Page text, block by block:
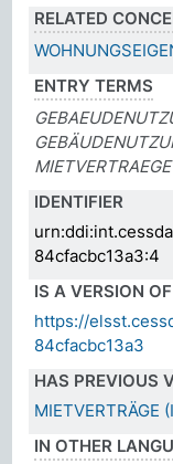
RELATED
ENTRY TERMS
IDENTIFIER
84cfacbc13a3:4
IS A VERSION OF
https://
84cfacbc13a3
HAS PREVIOUS
MIETVERTRÄGE
IN OTHER